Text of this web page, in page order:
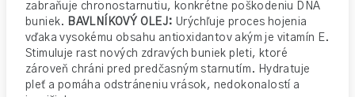
zabraňuje chronostarnutiu, konkrétne poškodeniu DNA
buniek. BAVLNÍKOVÝ OLEJ: Urýchľuje proces hojenia
vďaka vysokému obsahu antioxidantov akým je vitamín E.
Stimuluje rast nových zdravých buniek pleti, ktoré
zároveň chráni pred predčasným starnutím. Hydratuje
pleť a pomáha odstráneniu vrások, nedokonalostí a